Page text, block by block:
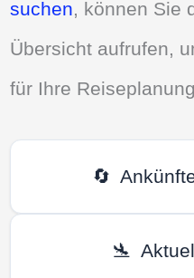
suchen, können Sie
Übersicht aufrufen,
für Ihre
🔄
🛬